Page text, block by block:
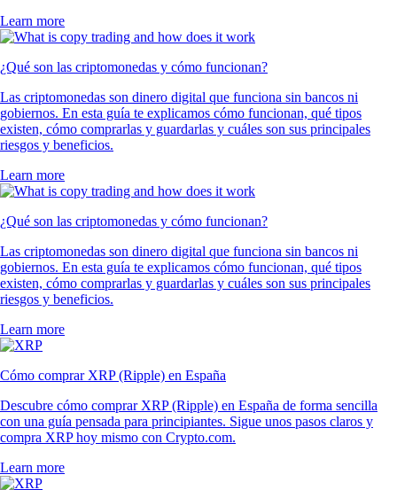
Learn more
¿Qué son las criptomonedas y cómo funcionan?
Las criptomonedas son dinero digital que funciona sin bancos ni
gobiernos. En esta guía te explicamos cómo funcionan, qué tipos
existen, cómo comprarlas y guardarlas y cuáles son sus principales
riesgos y beneficios.
Learn more
¿Qué son las criptomonedas y cómo funcionan?
Las criptomonedas son dinero digital que funciona sin bancos ni
gobiernos. En esta guía te explicamos cómo funcionan, qué tipos
existen, cómo comprarlas y guardarlas y cuáles son sus principales
riesgos y beneficios.
Learn more
Cómo comprar XRP (Ripple) en España
Descubre cómo comprar XRP (Ripple) en España de forma sencilla
con una guía pensada para principiantes. Sigue unos pasos claros y
compra XRP hoy mismo con Crypto.com.
Learn more